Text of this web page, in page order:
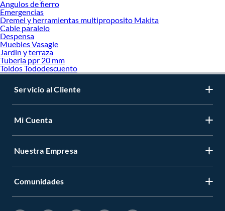
Angulos de fierro
Emergencias
Dremel y herramientas multiproposito Makita
Cable paralelo
Despensa
Muebles Vasagle
Jardin y terraza
Tuberia ppr 20 mm
Toldos Tododescuento
Servicio al Cliente
Mi Cuenta
Nuestra Empresa
Comunidades